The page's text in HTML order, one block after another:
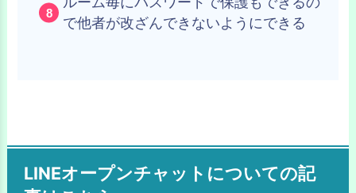
で他者が改ざんできないようにできる
LINEオープンチャットについての記